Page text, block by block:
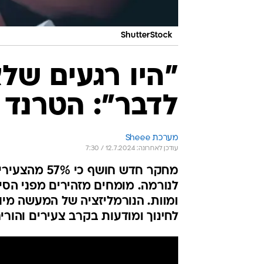
ShutterStock
"היו רגעים
לדבר": הטרנד
מערכת Sheee
עודכן לאחרונה: 12.7.2024 / 7:30
מחקר חדש
לנורמה. מומחים מזהירים מפני
ומוות. הנורמליזציה של המעשה
לחינוך ומודעות בקרב צעירים